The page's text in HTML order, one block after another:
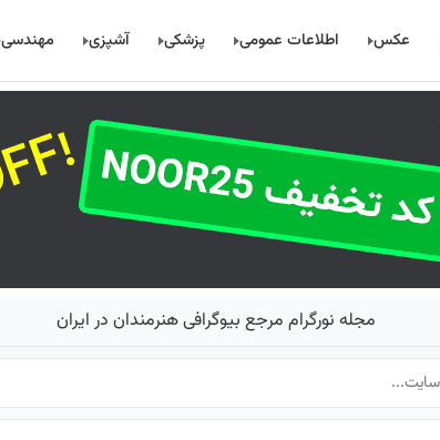
عکس اطلاعات عمومی پزشکی آشپزی مهندسی
مجله نورگرام مرجع بیوگرافی هنرمندان در ایران